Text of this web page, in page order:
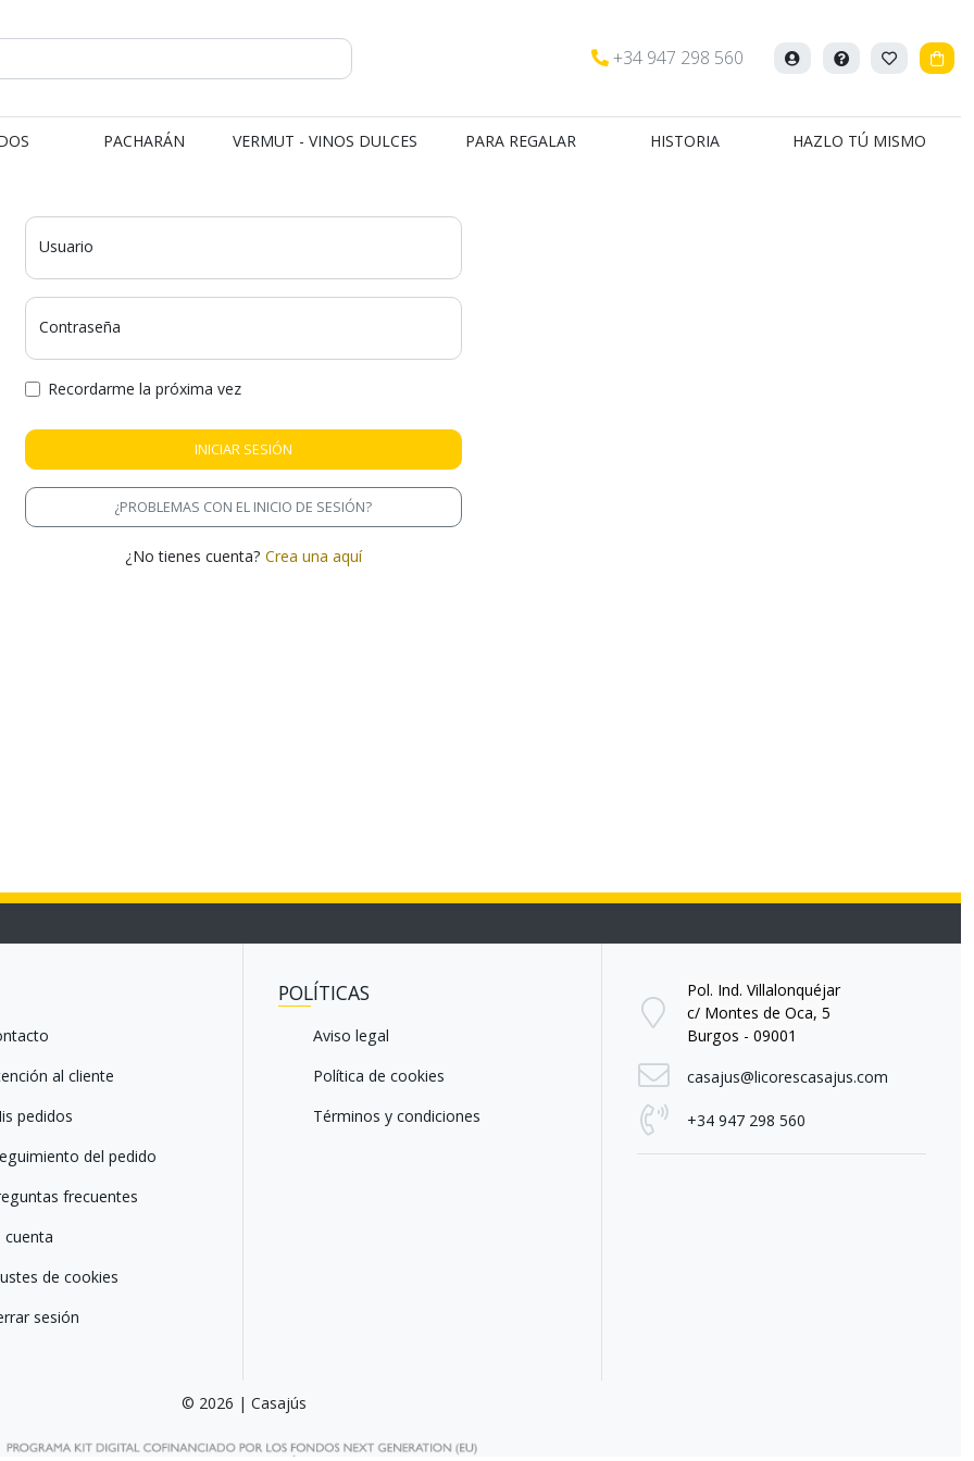
+34 947 298 560
Iniciar Ayuda Mis
favoritos
PACHARÁN VERMUT - VINOS DULCES PARA REGALAR HISTORIA HAZLO TÚ MISMO
Usuario
Contraseña
Recordarme la próxima vez
INICIAR SESIÓN
¿PROBLEMAS CON EL INICIO DE SESIÓN?
¿No tienes cuenta? Crea una aquí
al cliente
pedidos
del pedido
frecuentes
cuenta
de cookies
sesión
POLÍTICAS
Aviso legal
Política de cookies
Términos y condiciones
Pol. Ind. Villalonquéjar
c/ Montes de Oca, 5
Burgos - 09001
casajus@licorescasajus.com
+34 947 298 560
© 2026 | Casajús